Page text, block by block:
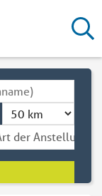
der Anstellung